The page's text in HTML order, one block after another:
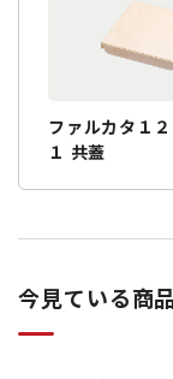
ファルカタ１
１ 共蓋
今見ている商